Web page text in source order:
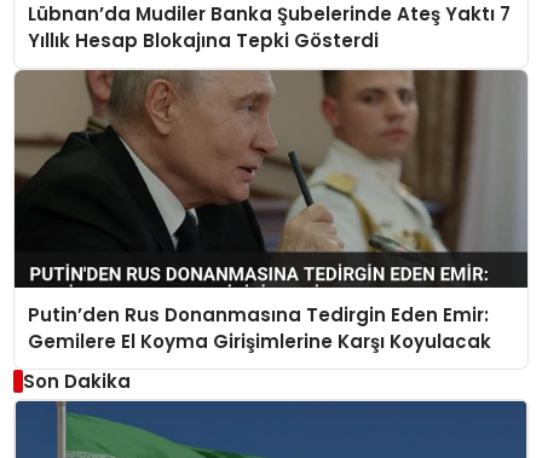
Lübnan’da Mudiler Banka Şubelerinde Ateş Yaktı 7
Yıllık Hesap Blokajına Tepki Gösterdi
Putin’den Rus Donanmasına Tedirgin Eden Emir:
Gemilere El Koyma Girişimlerine Karşı Koyulacak
Son Dakika